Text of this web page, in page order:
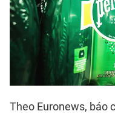
Theo Euronews, báo